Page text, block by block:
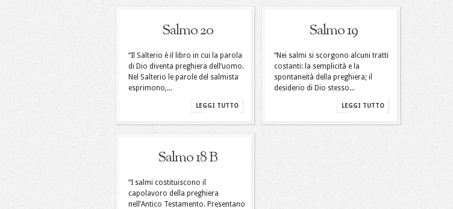
Salmo 20
“Il Salterio è il libro in cui la parola
di Dio diventa preghiera dell’uomo.
Nel Salterio le parole del salmista
esprimono,...
LEGGI TUTTO
Salmo 19
“Nei salmi si scorgono alcuni tratti
costanti: la semplicità e la
spontaneità della preghiera; il
desiderio di Dio stesso...
LEGGI TUTTO
Salmo 18 B
“I salmi costituiscono il
capolavoro della preghiera
nell’Antico Testamento. Presentano